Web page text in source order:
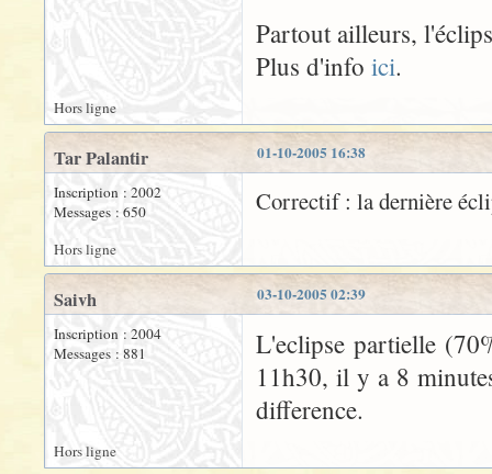
Partout ailleurs,
Plus d'info ici.
Hors ligne
01-10-2005 16:38
Tar Palantir
Inscription : 2002
Messages : 650
Correctif : la dernière
Hors ligne
03-10-2005 02:39
Saivh
Inscription : 2004
Messages : 881
L'eclipse partielle
11h30, il y a 8
difference.
Hors ligne